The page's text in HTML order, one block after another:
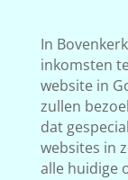
In
inkomsten
website in
zullen
dat
websites in
alle huidige